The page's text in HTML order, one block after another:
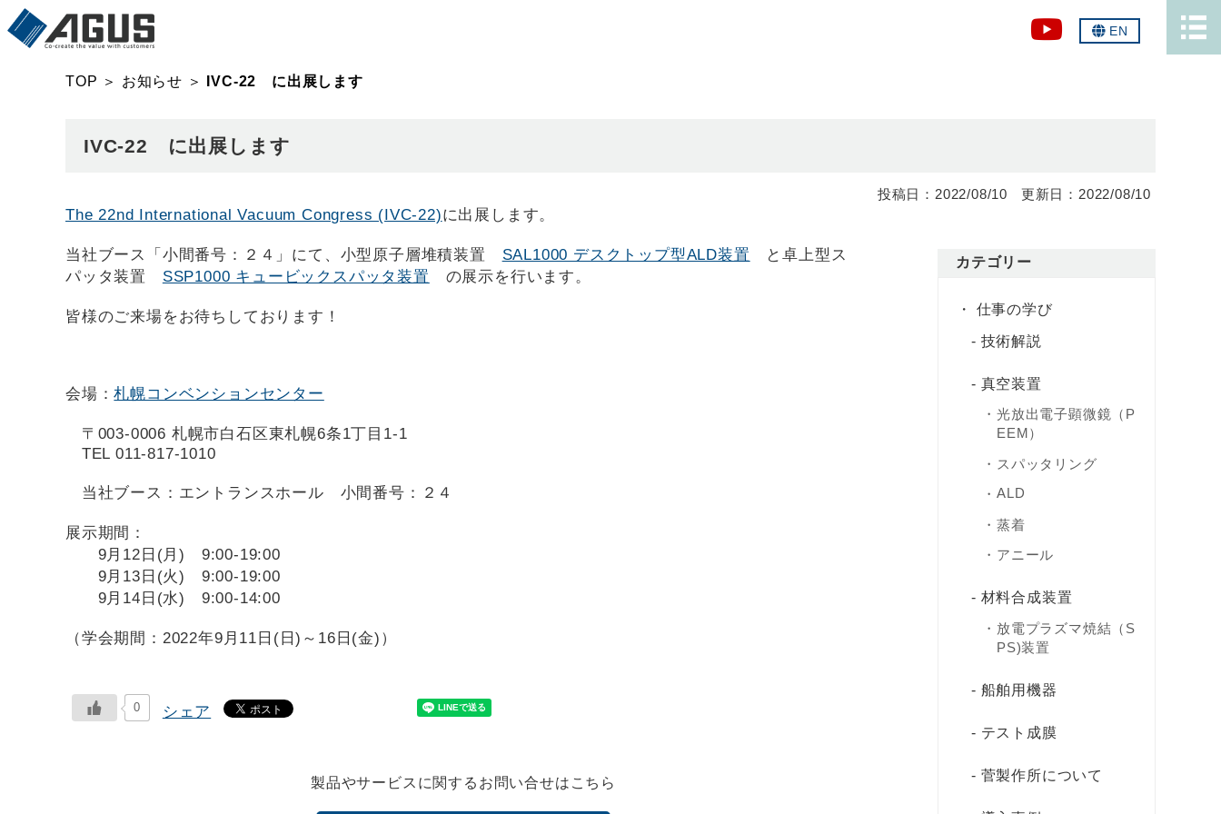
EN
TOP ＞ お知らせ ＞ IVC-22 に出展します
IVC-22 に出展します
2022/08/10 2022/08/10
The 22nd International Vacuum Congress (IVC-22)に出展します。
当社ブース「小間番号：２４」にて、小型原子層堆積装置 SAL1000 デスクトップ型ALD装置 と卓上型ス
パッタ装置 SSP1000 キュービックスパッタ装置 の展示を行います。
皆様のご来場をお待ちしております！
会場：札幌コンベンションセンター
〒003-0006 札幌市⽩⽯区東札幌6条1丁⽬1-1
TEL 011-817-1010
当社ブース：エントランスホール 小間番号：２４
展示期間：
9月12日(月) 9:00-19:00
9月13日(火) 9:00-19:00
9月14日(水) 9:00-14:00
（学会期間：2022年9月11日(日)～16日(金)）
0 シェア
製品やサービスに関するお問い合せはこちら
カテゴリー
仕事の学び
技術解説
真空装置
光放出電子顕微鏡（P
EEM）
スパッタリング
ALD
蒸着
アニール
材料合成装置
放電プラズマ焼結（S
PS)装置
船舶用機器
テスト成膜
菅製作所について